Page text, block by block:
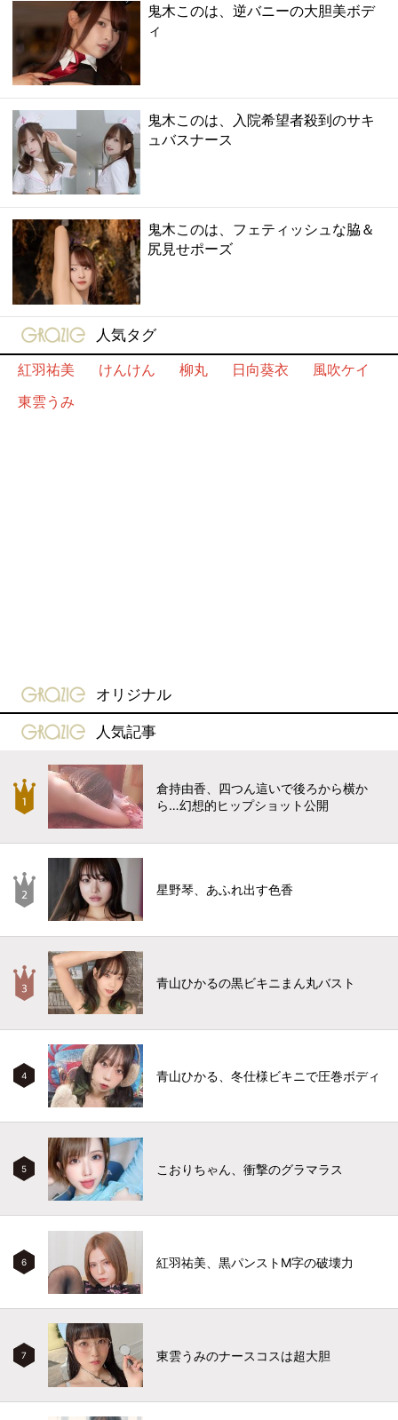
鬼木このは、逆バニーの大胆美ボデ
ィ
鬼木このは、入院希望者殺到のサキ
ュバスナース
鬼木このは、フェティッシュな脇＆
尻見せポーズ
gravure-grazie
人気タグ
紅羽祐美
けんけん 柳丸 日向葵衣
風吹ケイ
東雲うみ
gravure-grazie
オリジナル
gravure-grazie
人気記事
倉持由香、四つん這いで後ろから横か
ら…幻想的ヒップショット公開
星野琴、あふれ出す色香
青山ひかるの黒ビキニまん丸バスト
4 青山ひかる、冬仕様ビキニで圧巻ボディ
5 こおりちゃん、衝撃のグラマラス
6 紅羽祐美、黒パンストM字の破壊力
7 東雲うみのナースコスは超大胆